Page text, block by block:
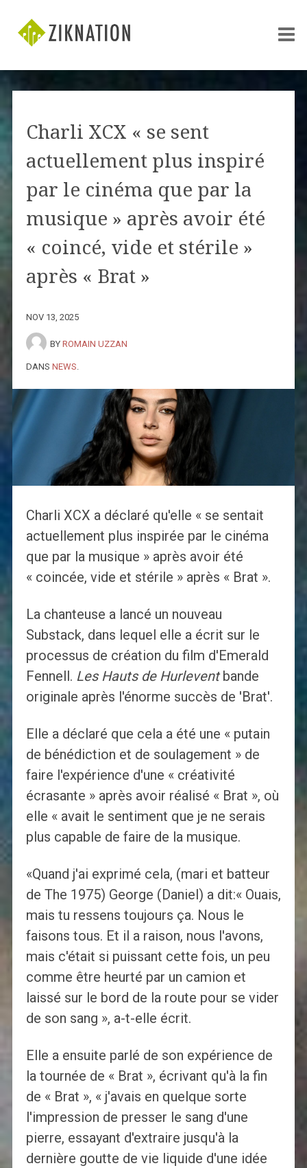
Charli XCX « se sent
actuellement plus inspiré
par le cinéma que par la
musique » après avoir été
« coincé, vide et stérile »
après « Brat »
NOV 13, 2025
BY ROMAIN UZZAN
DANS NEWS
Charli XCX a déclaré qu'elle « se sentait
actuellement plus inspirée par le cinéma
que par la musique » après avoir été
« coincée, vide et stérile » après « Brat ».
La chanteuse a lancé un nouveau
Substack, dans lequel elle a écrit sur le
processus de création du film d'Emerald
Fennell. Les Hauts de Hurleventbande
originale après l'énorme succès de 'Brat'.
Elle a déclaré que cela a été une « putain
de bénédiction et de soulagement » de
faire l'expérience d'une « créativité
écrasante » après avoir réalisé « Brat », où
elle « avait le sentiment que je ne serais
plus capable de faire de la musique.
«Quand j'ai exprimé cela, (mari et batteur
de The 1975) George (Daniel) a dit:« Ouais,
mais tu ressens toujours ça. Nous le
faisons tous. Et il a raison, nous l'avons,
mais c'était si puissant cette fois, un peu
comme être heurté par un camion et
laissé sur le bord de la route pour se vider
de son sang », a-t-elle écrit.
Elle a ensuite parlé de son expérience de
la tournée de « Brat », écrivant qu'à la fin
de « Brat », « j'avais en quelque sorte
l'impression de presser le sang d'une
pierre, essayant d'extraire jusqu'à la
dernière goutte de vie liquide d'une idée